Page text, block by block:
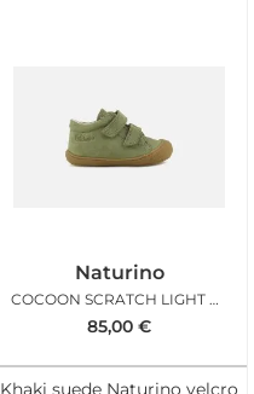
Naturino
COCOON SCRATCH LIGHT KAKI
85,00 €
Khaki suede Naturino velcro